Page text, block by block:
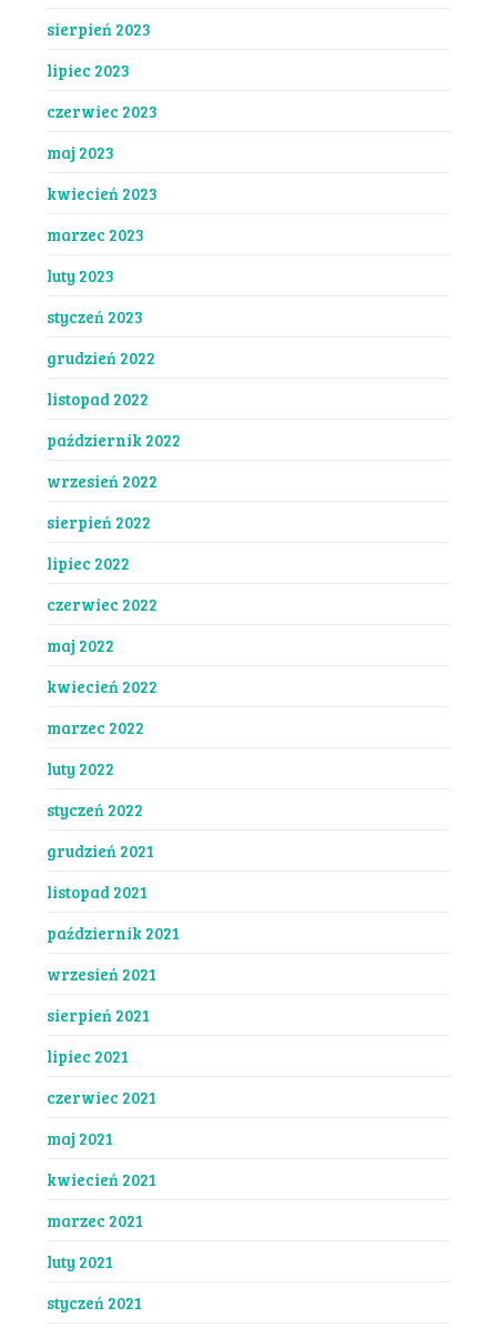
sierpień 2023
lipiec 2023
czerwiec 2023
maj 2023
kwiecień 2023
marzec 2023
luty 2023
styczeń 2023
grudzień 2022
listopad 2022
październik 2022
wrzesień 2022
sierpień 2022
lipiec 2022
czerwiec 2022
maj 2022
kwiecień 2022
marzec 2022
luty 2022
styczeń 2022
grudzień 2021
listopad 2021
październik 2021
wrzesień 2021
sierpień 2021
lipiec 2021
czerwiec 2021
maj 2021
kwiecień 2021
marzec 2021
luty 2021
styczeń 2021